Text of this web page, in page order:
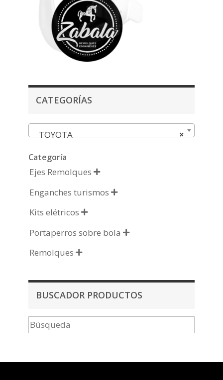
CATEGORÍAS
×
TOYOTA
Categoría
Ejes Remolques 
Enganches turismos 
Kits elétricos 
Portaperros sobre bola 
Remolques 
BUSCADOR PRODUCTOS